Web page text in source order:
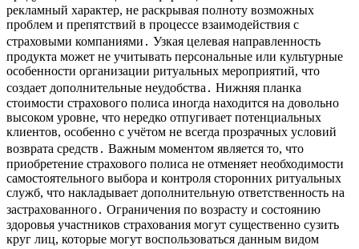
рекламный характер, не раскрывая полноту возможных
проблем и препятствий в процессе взаимодействия с
страховыми компаниями․ Узкая целевая направленность
продукта может не учитывать персональные или культурные
особенности организации ритуальных мероприятий, что
создает дополнительные неудобства․ Нижняя планка
стоимости страхового полиса иногда находится на довольно
высоком уровне, что нередко отпугивает потенциальных
клиентов, особенно с учётом не всегда прозрачных условий
возврата средств․ Важным моментом является то, что
приобретение страхового полиса не отменяет необходимости
самостоятельного выбора и контроля сторонних ритуальных
служб, что накладывает дополнительную ответственность на
застрахованного․ Ограничения по возрасту и состоянию
здоровья участников страхования могут существенно сузить
круг лиц, которые могут воспользоваться данным видом